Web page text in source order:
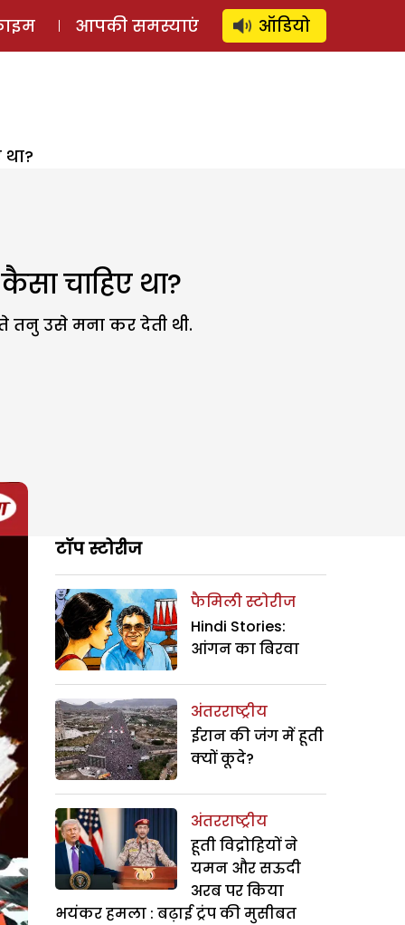
लॉग इन ⚲ SUBSCRIBE
आपकी समस्याएं ऑडियो
चाहिए था?
तनु उसे मना कर देती थी.
टॉप स्टोरीज
फैमिली स्टोरीज
Hindi Stories:
आंगन का बिरवा
अंतरराष्ट्रीय
ईरान की जंग में हूती
क्यों कूदे?
अंतरराष्ट्रीय
हूती विद्रोहियों ने
यमन और सऊदी
अरब पर किया
भयंकर हमला : बढ़ाई ट्रंप की मुसीबत